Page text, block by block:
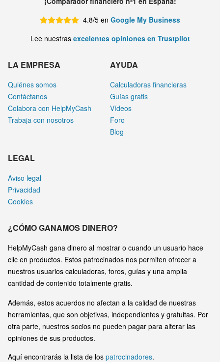
4.8/5 en Google My Business
Lee nuestras excelentes opiniones en Trustpilot
LA EMPRESA
Quiénes somos
Contáctanos
Colabora con HelpMyCash
Trabaja con nosotros
AYUDA
Calculadoras financieras
Guías gratis
Vídeos
Foro
Blog
LEGAL
Aviso legal
Privacidad
Cookies
¿CÓMO GANAMOS DINERO?
HelpMyCash gana dinero al mostrar o cuando un usuario hace
clic en productos. Estos patrocinados nos permiten ofrecer a
nuestros usuarios calculadoras, foros, guías y una amplia
cantidad de contenido totalmente gratis.
Además, estos acuerdos no afectan a la calidad de nuestras
herramientas, que son objetivas, independientes y gratuitas. Por
otra parte, nuestros socios no pueden pagar para alterar las
opiniones de sus productos.
Aquí encontrarás la lista de los patrocinadores.